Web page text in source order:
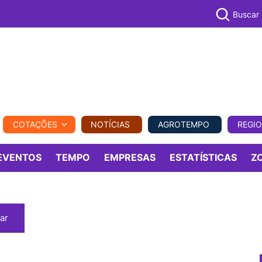
REGIONAL COMERCIAL AGROVIAGENS
Buscar
COTAÇÕES NOTÍCIAS AGROTEMPO
TEMPO EMPRESAS ESTATÍSTICAS